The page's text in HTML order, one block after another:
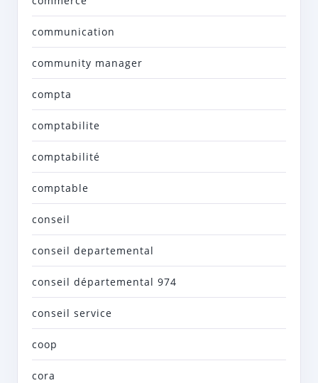
communication
community manager
compta
comptabilite
comptabilité
comptable
conseil
conseil departemental
conseil départemental 974
conseil service
coop
cora